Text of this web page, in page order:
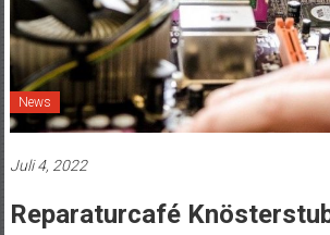
News
Juli 4, 2022
Reparaturcafé